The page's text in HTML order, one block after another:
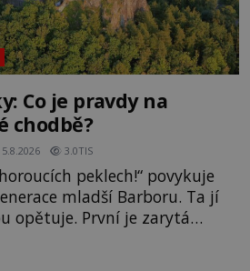
Co je pravdy na
chodbě?
5.8.2026 3.0TIS
peklech!“ povykuje
mladší Barboru. Ta jí
opětuje. První je zarytá
kališnice. A každá z
z věží slavného hradu